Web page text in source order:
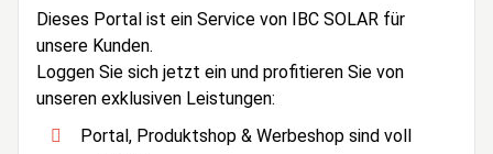
Dieses Portal ist ein Service von IBC SOLAR für
unsere Kunden.
Loggen Sie sich jetzt ein und profitieren Sie von
unseren exklusiven Leistungen:
Portal, Produktshop & Werbeshop sind voll